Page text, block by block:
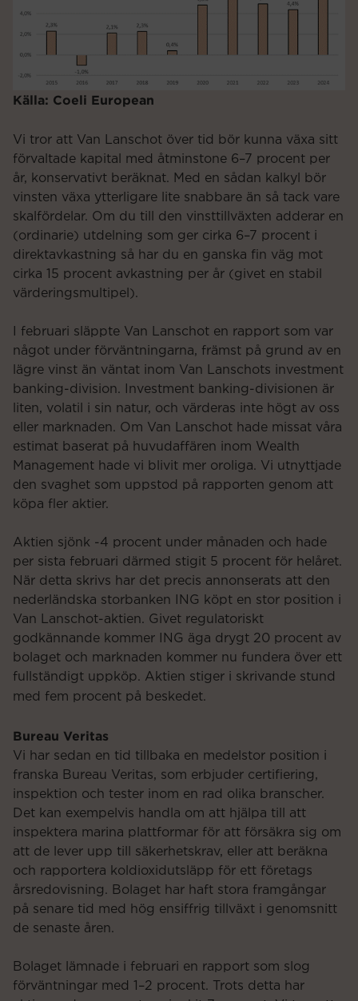
Källa: Coeli European
Vi tror att Van Lanschot över tid bör kunna växa sitt
förvaltade kapital med åtminstone 6–7 procent per
år, konservativt beräknat. Med en sådan kalkyl bör
vinsten växa ytterligare lite snabbare än så tack vare
skalfördelar. Om du till den vinsttillväxten adderar en
(ordinarie) utdelning som ger cirka 6–7 procent i
direktavkastning så har du en ganska fin väg mot
cirka 15 procent avkastning per år (givet en stabil
värderingsmultipel).
I februari släppte Van Lanschot en rapport som var
något under förväntningarna, främst på grund av en
lägre vinst än väntat inom Van Lanschots investment
banking-division. Investment banking-divisionen är
liten, volatil i sin natur, och värderas inte högt av oss
eller marknaden. Om Van Lanschot hade missat våra
estimat baserat på huvudaffären inom Wealth
Management hade vi blivit mer oroliga. Vi utnyttjade
den svaghet som uppstod på rapporten genom att
köpa fler aktier.
Aktien sjönk -4 procent under månaden och hade
per sista februari därmed stigit 5 procent för helåret.
När detta skrivs har det precis annonserats att den
nederländska storbanken ING köpt en stor position i
Van Lanschot-aktien. Givet regulatoriskt
godkännande kommer ING äga drygt 20 procent av
bolaget och marknaden kommer nu fundera över ett
fullständigt uppköp. Aktien stiger i skrivande stund
med fem procent på beskedet.
Bureau Veritas
Vi har sedan en tid tillbaka en medelstor position i
franska Bureau Veritas, som erbjuder certifiering,
inspektion och tester inom en rad olika branscher.
Det kan exempelvis handla om att hjälpa till att
inspektera marina plattformar för att försäkra sig om
att de lever upp till säkerhetskrav, eller att beräkna
och rapportera koldioxidutsläpp för ett företags
årsredovisning. Bolaget har haft stora framgångar
på senare tid med hög ensiffrig tillväxt i genomsnitt
de senaste åren.
Bolaget lämnade i februari en rapport som slog
förväntningar med 1–2 procent. Trots detta har